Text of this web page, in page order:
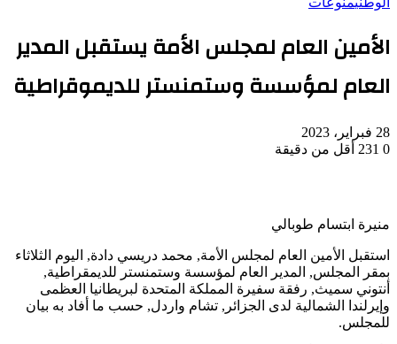
الأمين العام لمجلس الأمة يستقبل المدير
العام لمؤسسة وستمنستر للديموقراطية
28 فبراير، 2023
0
أقل من دقيقة
منيرة ابتسام طوبالي
استقبل الأمين العام لمجلس الأمة, محمد دريسي دادة, اليوم الثلاثاء
بمقر المجلس, المدير العام لمؤسسة وستمنستر للديمقراطية,
أنتوني سميث, رفقة سفيرة المملكة المتحدة لبريطانيا العظمى
وإيرلندا الشمالية لدى الجزائر, تشام واردل, حسب ما أفاد به بيان
للمجلس.